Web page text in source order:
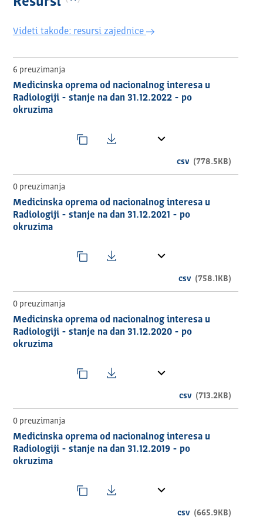
назива подгрупе
Videti takođe: resursi zajednice
6 preuzimanja
Medicinska oprema od nacionalnog interesa u
Radiologiji - stanje na dan 31.12.2022 - po
okruzima
csv (778.5KB)
0 preuzimanja
Medicinska oprema od nacionalnog interesa u
Radiologiji - stanje na dan 31.12.2021 - po
okruzima
csv (758.1KB)
0 preuzimanja
Medicinska oprema od nacionalnog interesa u
Radiologiji - stanje na dan 31.12.2020 - po
okruzima
csv (713.2KB)
0 preuzimanja
Medicinska oprema od nacionalnog interesa u
Radiologiji - stanje na dan 31.12.2019 - po
okruzima
csv (665.9KB)